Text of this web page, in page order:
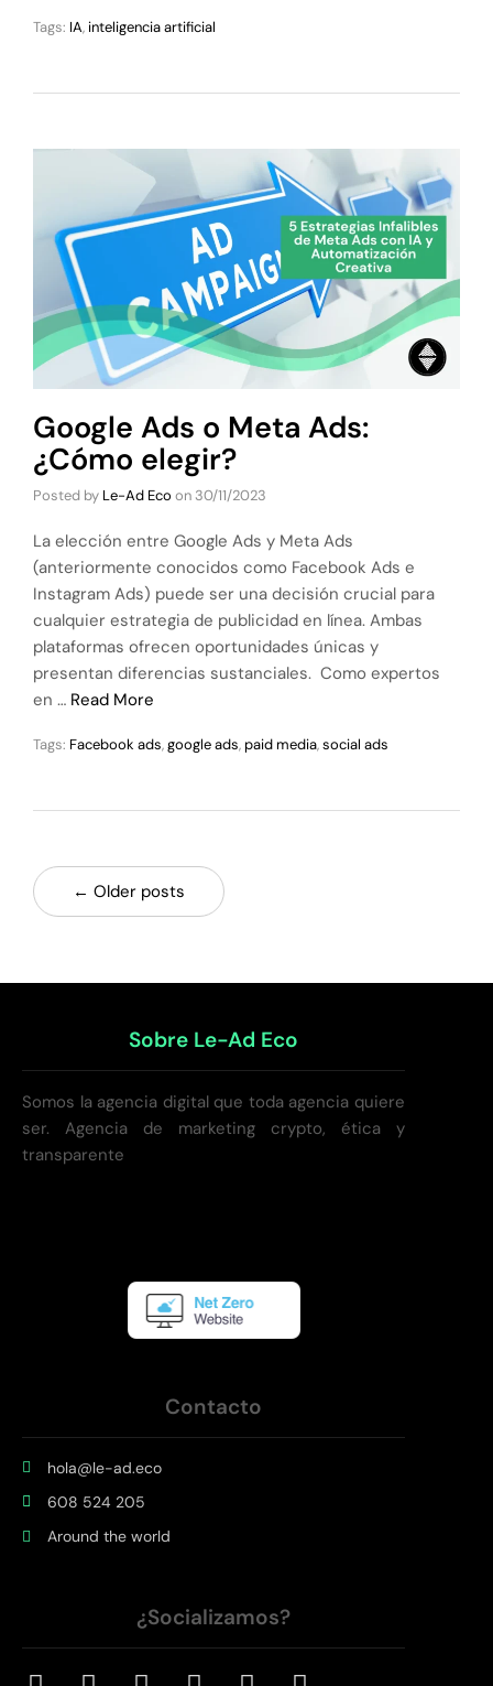
Tags: IA, inteligencia artificial
Google Ads o Meta Ads:
¿Cómo elegir?
Posted by Le-Ad Eco on30/11/2023
La elección entre Google Ads y Meta Ads
(anteriormente conocidos como Facebook Ads e
Instagram Ads) puede ser una decisión crucial para
cualquier estrategia de publicidad en línea. Ambas
plataformas ofrecen oportunidades únicas y
presentan diferencias sustanciales. Como expertos
en … Read More
Tags: Facebook ads,google ads,paid media,social ads
← Older posts
Sobre Le-Ad Eco
Somos la agencia digital que toda agencia quiere
ser. Agencia de marketing crypto, ética y
transparente
Contacto
hola@le-ad.eco
608 524 205
Around the world
¿Socializamos?